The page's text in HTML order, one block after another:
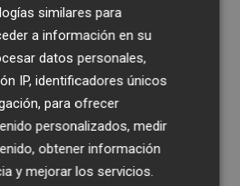
política que en
estaría procesada
de dotación de
individual a los
mirado a los ojos a la
a la que nos hemos
Por su bien y por el
similares para
a información en su
datos personales,
IP, identificadores únicos
para ofrecer
personalizados, medir
obtener información
y mejorar los servicios.